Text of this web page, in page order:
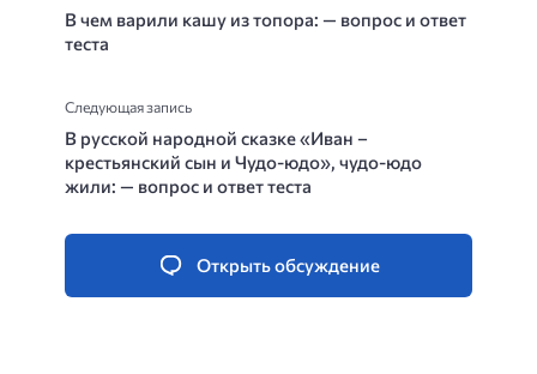
В чем варили кашу из топора: — вопрос и ответ
теста
Следующая запись
В русской народной сказке «Иван –
крестьянский сын и Чудо-юдо», чудо-юдо
жили: — вопрос и ответ теста
Открыть обсуждение